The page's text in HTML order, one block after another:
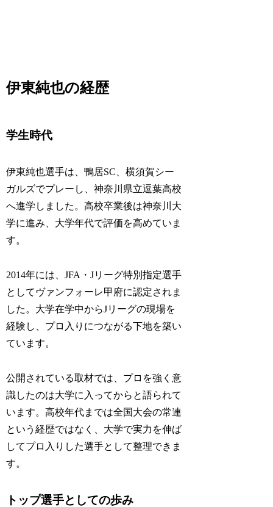
伊東純也の経歴
学生時代
伊東純也選手は、鴨居SC、横須賀シー
ガルズでプレーし、神奈川県立逗葉高校
へ進学しました。高校卒業後は神奈川大
学に進み、大学年代で評価を高めていま
す。
2014年には、JFA・Jリーグ特別指定選手
としてヴァンフォーレ甲府に認定されま
した。大学在学中からJリーグの現場を
経験し、プロ入りにつながる下地を築い
ています。
公開されている取材では、プロを強く意
識したのは大学に入ってからと語られて
います。高校年代までは全国大会の常連
という経歴ではなく、大学で実力を伸ば
してプロ入りした選手として整理できま
す。
トップ選手としての歩み